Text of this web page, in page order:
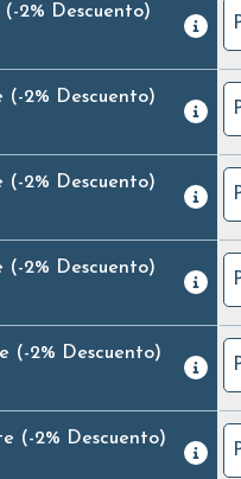
(-2% Descuento)
(-2% Descuento)
(-2% Descuento)
(-2% Descuento)
(-2% Descuento)
(-2% Descuento)